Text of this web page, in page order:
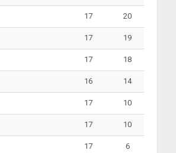
17 20
17 19
17 18
16 14
17 10
17 10
17 6